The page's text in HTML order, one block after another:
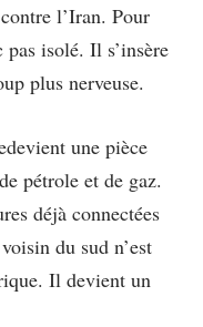
l’Iran. Pour
pas isolé. Il s’insère
plus nerveuse.
une pièce
pétrole et de gaz.
déjà connectées
du sud n’est
Il devient un